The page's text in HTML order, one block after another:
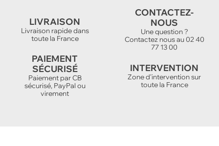
LIVRAISON
Livraison rapide dans
toute la France
CONTACTEZ-
NOUS
Une question ?
Contactez nous au 02 40
77 13 00
PAIEMENT
SÉCURISÉ
Paiement par CB
sécurisé, PayPal ou
virement
INTERVENTION
Zone d'intervention sur
toute la France